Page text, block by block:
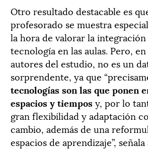
Otro resultado destacable es
profesorado se muestra
la hora de valorar la integración
tecnología en las aulas. Pero,
autores del estudio, no es un
sorprendente, ya que
tecnologías son las que ponen
espacios y tiemposy, por lo
gran flexibilidad y adaptación
cambio, además de una
espacios de aprendizaje”,